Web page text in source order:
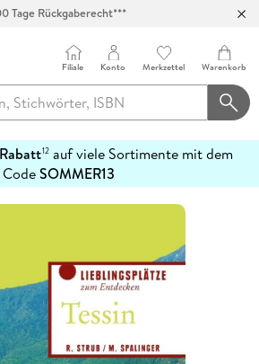
Tage Rückgaberecht***
Filiale Konto Merkzettel Warenkorb
12auf viele Sortimente mit dem
CodeSOMMER13